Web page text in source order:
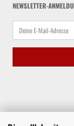
NEWSLETTER-